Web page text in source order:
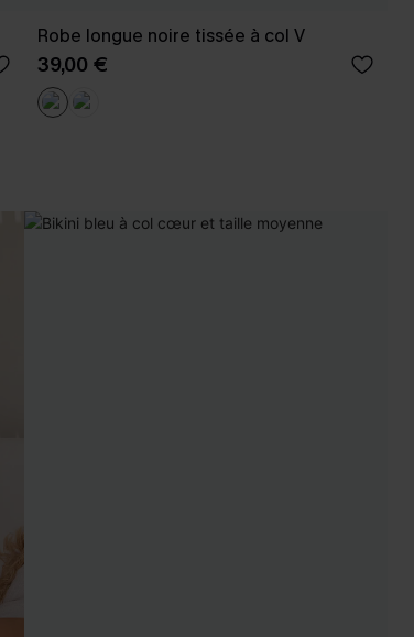
Robe longue noire tissée à col V
39,00 €